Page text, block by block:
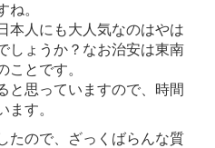
。
本人にも大人気なのはやは
しょうか？なお治安は東南
とです。
と思っていますので、時間
す。
たので、ざっくばらんな質